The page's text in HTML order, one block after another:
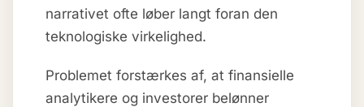
narrativet ofte løber langt foran den
teknologiske virkelighed.
Problemet forstærkes af, at finansielle
analytikere og investorer belønner